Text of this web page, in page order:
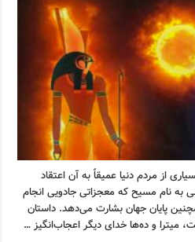
از مردم دنیا عمیقاً به آن اعتقاد
به نام مسیح که معجزاتی جادویی انجام
پایان جهان بشارت می‌دهد. داستان
میترا و ده‌ها خدای دیگر اعجاب‌انگیز …